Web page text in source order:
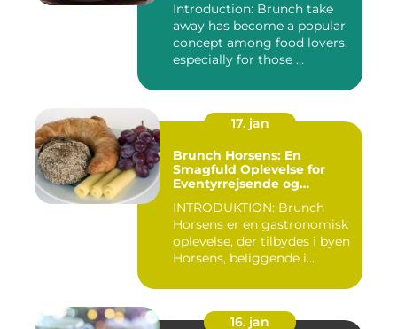
Introduction: Brunch take
away has become a popular
concept among food lovers,
especially for those ...
17. jan
Brunch Horsens: En
Smagfuld Oplevelse for
Eventyrrejsende og
INTRODUKTION: Brunch
Horsens er en gastronomisk
oplevelse, der tilbydes i byen
Horsens, beliggende i...
16. jan